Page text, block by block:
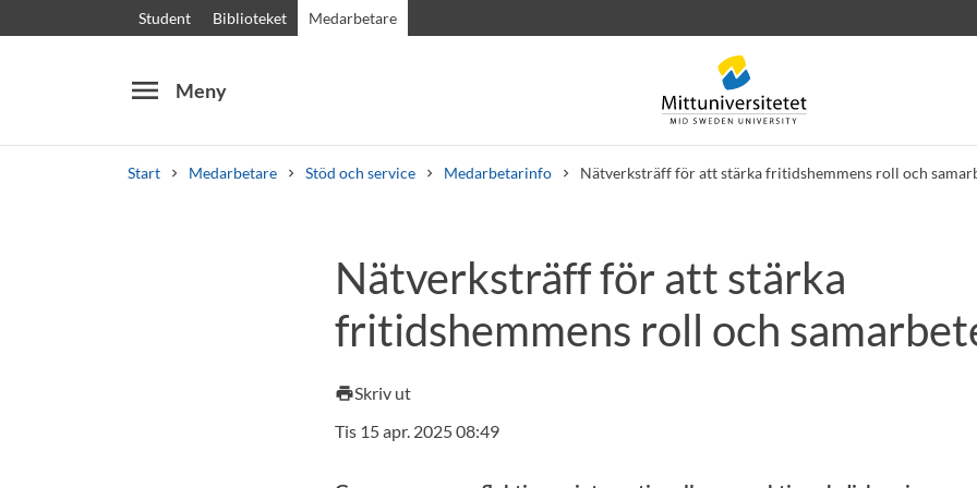
Student Biblioteket Medarbetare
menu Meny
Start Medarbetare Stöd och service Medarbetarinfo Nätverksträff för att stärka fritidshemmens roll och
Kursplaner VälkomstbrevPersonal Lediga jobb
Nätverksträff för att stärka
fritidshemmens roll och
printSkriv ut
Tis 15 apr. 2025 08:49